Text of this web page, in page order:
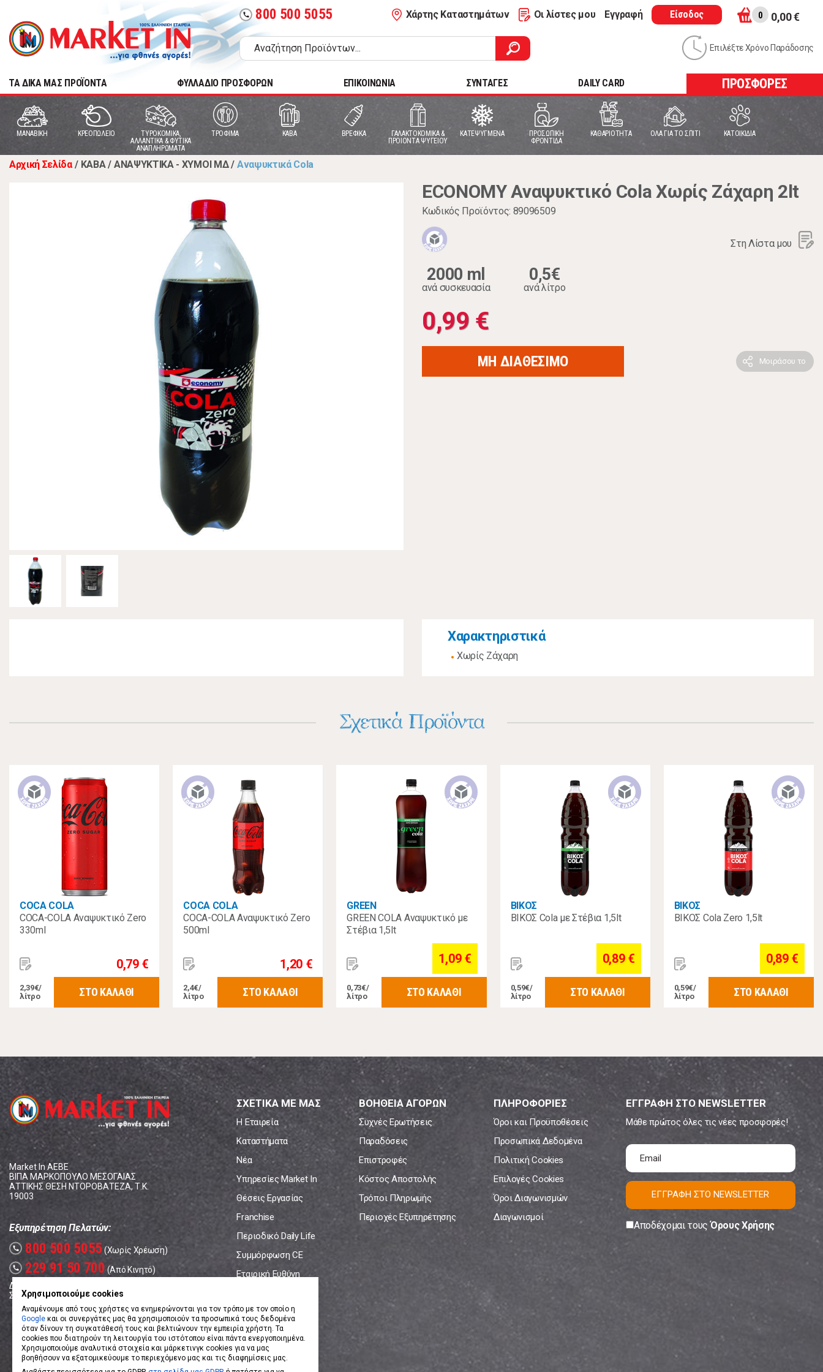
call 800 500 5055 Χάρτης Καταστημάτων Οι λίστες μου Εγγραφή Είσοδος 0 0,00 €
Επιλέξτε Χρόνο Παράδοσης
TA ΔΙΚΑ ΜΑΣ ΠΡΟΪΟΝΤΑ ΦΥΛΛΑΔΙΟ ΠΡΟΣΦΟΡΩΝ ΕΠΙΚΟΙΝΩΝΙΑ ΣΥΝΤΑΓΕΣ DAILY CARD ΠΡΟΣΦΟΡΕΣ
MANABIKH ΚΡΕΟΠΩΛΕΙΟ
ΤΥΡΟΚΟΜΙΚΑ,
ΑΛΛΑΝΤΙΚΑ & ΦΥΤΙΚΑ
ΑΝΑΠΛΗΡΩΜΑΤΑ
ΤΡΟΦΙΜΑ ΚΑΒΑ ΒΡΕΦΙΚΑ
ΓΑΛΑΚΤΟΚΟΜΙΚΑ &
ΠΡΟΙΟΝΤΑ ΨΥΓΕΙΟΥ
ΚΑΤΕΨΥΓΜΕΝΑ
ΠΡΟΣΩΠΙΚΗ
ΦΡΟΝΤΙΔΑ
ΚΑΘΑΡΙΟΤΗΤΑ ΟΛΑ ΓΙΑ ΤΟ ΣΠΙΤΙ ΚΑΤΟΙΚΙΔΙΑ
Αρχική Σελίδα / ΚΑΒΑ / ΑΝΑΨΥΚΤΙΚΑ - ΧΥΜΟΙ ΜΔ / Αναψυκτικά Cola
ECONOMY Αναψυκτικό Cola Χωρίς Ζάχαρη 2lt
Κωδικός Προϊόντος: 89096509
Στη Λίστα μου
2000 ml
ανά συσκευασία
0,5€
ανά λίτρο
0,99 €
ΜΗ ΔΙΑΘΕΣΙΜΟ Μοιράσου το
Χαρακτηριστικά
Χωρίς Ζάχαρη
Σχετικά Προϊόντα
COCA COLA
COCA-COLA Αναψυκτικό Zero
330ml
0,79 €
2,39€/
λίτρο
ΣΤΟ ΚΑΛΑΘΙ
COCA COLA
COCA-COLA Αναψυκτικό Zero
500ml
1,20 €
2,4€/
λίτρο
ΣΤΟ ΚΑΛΑΘΙ
GREEN
GREEN COLA Αναψυκτικό με
Στέβια 1,5lt
1,09 €
0,73€/
λίτρο
ΣΤΟ ΚΑΛΑΘΙ
ΒΙΚΟΣ
ΒΙΚΟΣ Cola με Στέβια 1,5lt
0,89 €
0,59€/
λίτρο
ΣΤΟ ΚΑΛΑΘΙ
ΒΙΚΟΣ
ΒΙΚΟΣ Cola Zero 1,5lt
0,89 €
0,59€/
λίτρο
ΣΤΟ ΚΑΛΑΘΙ
Market In ΑΕΒΕ
ΒΙΠΑ ΜΑΡΚΟΠΟΥΛΟ ΜΕΣΟΓΑΙΑΣ
ΑΤΤΙΚΗΣ ΘΕΣΗ ΝΤΟΡΟΒΑΤΕΖΑ, Τ.Κ.
19003
Εξυπηρέτηση Πελατών:
call 800 500 5055 (Χωρίς Χρέωση)
call 229 91 50 700 (Από Κινητό)
Δευτέρα - Παρασκευή: 08:00 - 17:00
Σάββατο: 08:00 – 14:00
ΣΧΕΤΙΚΑ ΜΕ ΜΑΣ
Η Εταιρεία
Καταστήματα
Νέα
Υπηρεσίες Market In
Θέσεις Εργασίας
Franchise
Περιοδικό Daily Life
Συμμόρφωση CE
Εταιρική Ευθύνη
ΒΟΗΘΕΙΑ ΑΓΟΡΩΝ
Συχνές Ερωτήσεις
Παραδόσεις
Επιστροφές
Κόστος Αποστολής
Τρόποι Πληρωμής
Περιοχές Εξυπηρέτησης
ΠΛΗΡΟΦΟΡΙΕΣ
Όροι και Προϋποθέσεις
Προσωπικά Δεδομένα
Πολιτική Cookies
Επιλογές Cookies
Όροι Διαγωνισμών
Διαγωνισμοί
ΕΓΓΡΑΦΗ ΣΤΟ NEWSLETTER
Μάθε πρώτος όλες τις νέες προσφορές!
ΕΓΓΡΑΦΗ ΣΤΟ NEWSLETTER
Αποδέχομαι τουςΌρους Χρήσης
Χρησιμοποιούμε cookies
Αναμένουμε από τους χρήστες να ενημερώνονται για τον τρόπο με τον οποίο η
Google και οι συνεργάτες μας θα χρησιμοποιούν τα προσωπικά τους δεδομένα
όταν δίνουν τη συγκατάθεσή τους και βελτιώνουν την εμπειρία χρήστη. Τα
cookies που διατηρούν τη λειτουργία του ιστότοπου είναι πάντα ενεργοποιημένα.
Χρησιμοποιούμε αναλυτικά στοιχεία και μάρκετινγκ cookies για να μας
βοηθήσουν να εξατομικεύουμε το περιεχόμενο μας και τις διαφημίσεις μας.